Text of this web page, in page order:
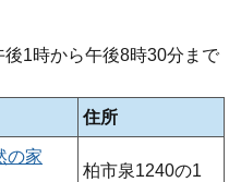
1時から午後8時30分まで
住所
の家
柏市泉1240の1